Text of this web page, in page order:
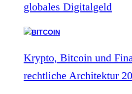
globales Digitalgeld
Krypto, Bitcoin und
rechtliche Architektur